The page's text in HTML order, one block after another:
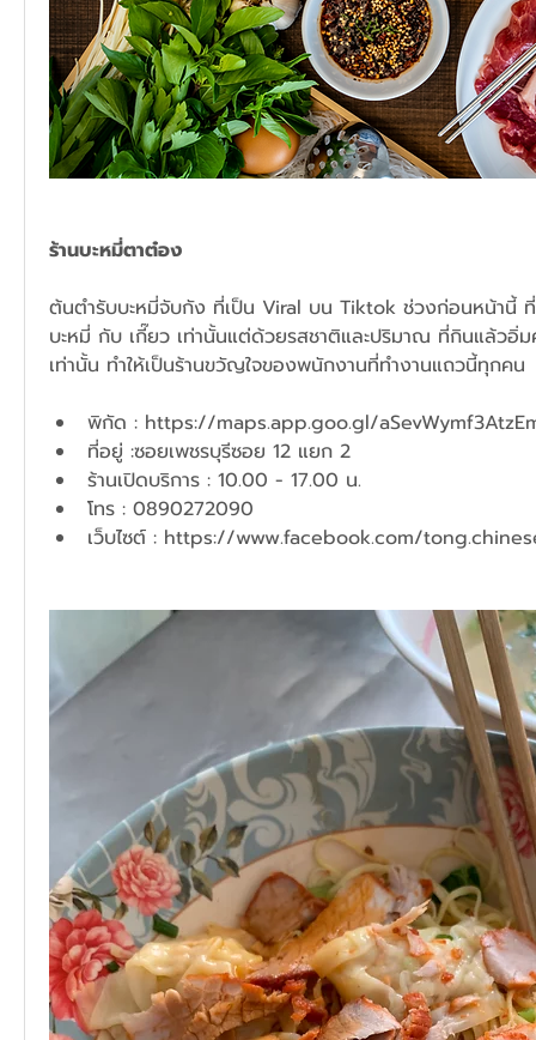
ร้านบะหมี่ตาต๋อง
ต้นตำรับบะหมี่จับกัง ที่เป็น Viral บน Tiktok ช่วงก่อนหน้านี้ ที่
บะหมี่ กับ เกี๊ยว เท่านั้นแต่ด้วยรสชาติและปริมาณ ที่กินแล้วอิ่
เท่านั้น ทำให้เป็นร้านขวัญใจของพนักงานที่ทำงานแถวนี้ทุกคน
พิกัด : https://maps.app.goo.gl/
ที่อยู่ :ซอยเพชรบุรีซอย 12 แยก 2
ร้านเปิดบริการ : 10.00 - 17.00 น.
โทร : 0890272090
เว็บไซต์ : https://www.facebook.com/